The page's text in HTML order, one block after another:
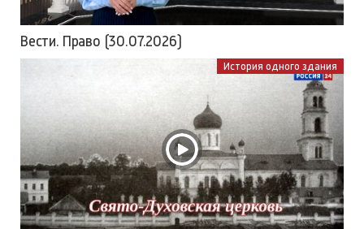
Вести. Право (30.07.2026)
История одного здания